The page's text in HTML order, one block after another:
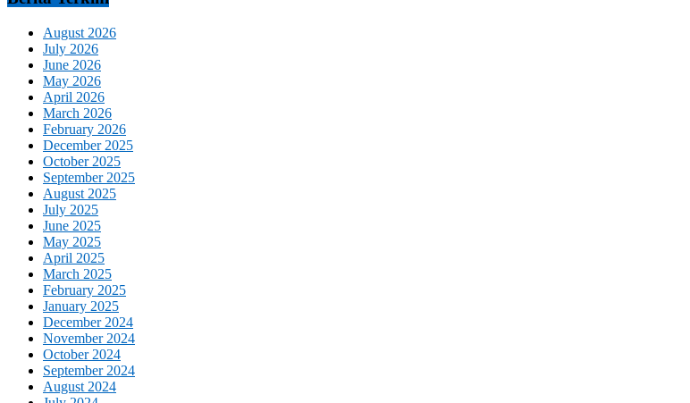
August 2026
July 2026
June 2026
May 2026
April 2026
March 2026
February 2026
December 2025
October 2025
September 2025
August 2025
July 2025
June 2025
May 2025
April 2025
March 2025
February 2025
January 2025
December 2024
November 2024
October 2024
September 2024
August 2024